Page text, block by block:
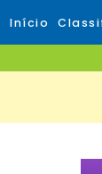
Início